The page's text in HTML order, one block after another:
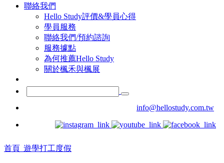
聯絡我們
Hello Study評價&學員心得
學員服務
聯絡我們/預約諮詢
服務據點
為何推薦Hello Study
關於楓禾與楓展
info@hellostudy.com.tw
首頁 遊學打工度假